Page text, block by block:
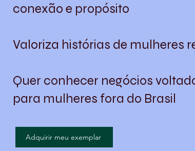
conexão e propósito
Valoriza histórias de mulheres
Quer conhecer negócios
para mulheres fora do Brasil
Adquirir meu exemplar